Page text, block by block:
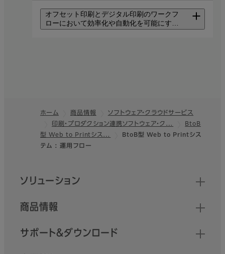
オフセット印刷とデジタル印刷のワークフ
ローにおいて効率化や自動化を可能にする
さまざまなソフトウェアやクラウドサービ
FUJIFILM
採用した次世代ハイブリッドワー
などを統合し、デジタル印刷機と
管理が実現します。
フッター
ホーム 商品情報
ソフトウェア・クラウドサービス
印刷・プロダクション連携ソフトウェア・ク…
BtoB
型 Web to Printシス…
BtoB型 Web to Printシス
テム : 運用フロー
クイックリンク
ソリューション
商品情報
サポート＆ダウンロード